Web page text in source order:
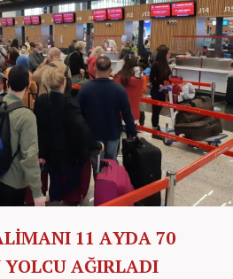
11 AYDA 70
AĞIRLADI